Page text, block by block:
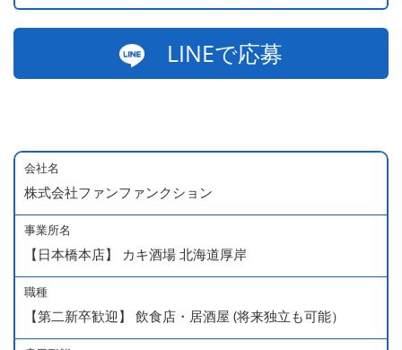
LINEで応募
会社名
株式会社ファンファンクション
事業所名
【日本橋本店】 カキ酒場 北海道厚岸
職種
【第二新卒歓迎】 飲食店・居酒屋 (将来独立も可能）